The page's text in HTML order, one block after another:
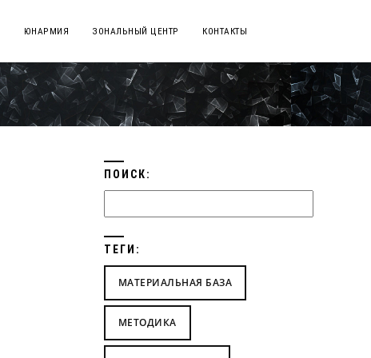
ЮНАРМИЯ ЗОНАЛЬНЫЙ ЦЕНТР КОНТАКТЫ
ПОИСК:
ТЕГИ:
МАТЕРИАЛЬНАЯ БАЗА
МЕТОДИКА